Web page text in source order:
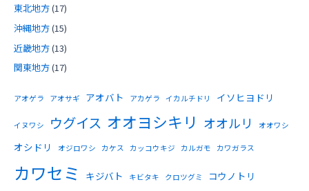
東北地方(17)
沖縄地方(15)
近畿地方(13)
関東地方(17)
アオゲラ アオサギ アオバト アカゲラ イカルチドリ イソヒヨドリ
イヌワシ ウグイス オオヨシキリ オオルリ オオワシ
オシドリ オジロワシ カケス カッコウキジ カルガモ カワガラス
カワセミ キジバト キビタキ クロツグミ コウノトリ